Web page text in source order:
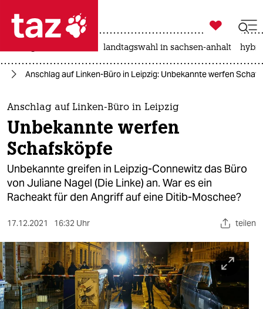
 taz zahl ich
taz zahl ich
themen
politik
öko
gesellschaft
sport
berlin
nord

taz zahl ich
landtagswahl in sachsen-anhalt
Anschlag auf Linken-Büro in Leipzig: Unbekannte werfen
Anschlag auf Linken-Büro in Leipzig
Unbekannte werfen
Schafsköpfe
Unbekannte greifen in Leipzig-Connewitz das Büro
von Juliane Nagel (Die Linke) an. War es ein
Racheakt für den Angriff auf eine Ditib-Moschee?
17.12.2021 16:32 Uhr teilen